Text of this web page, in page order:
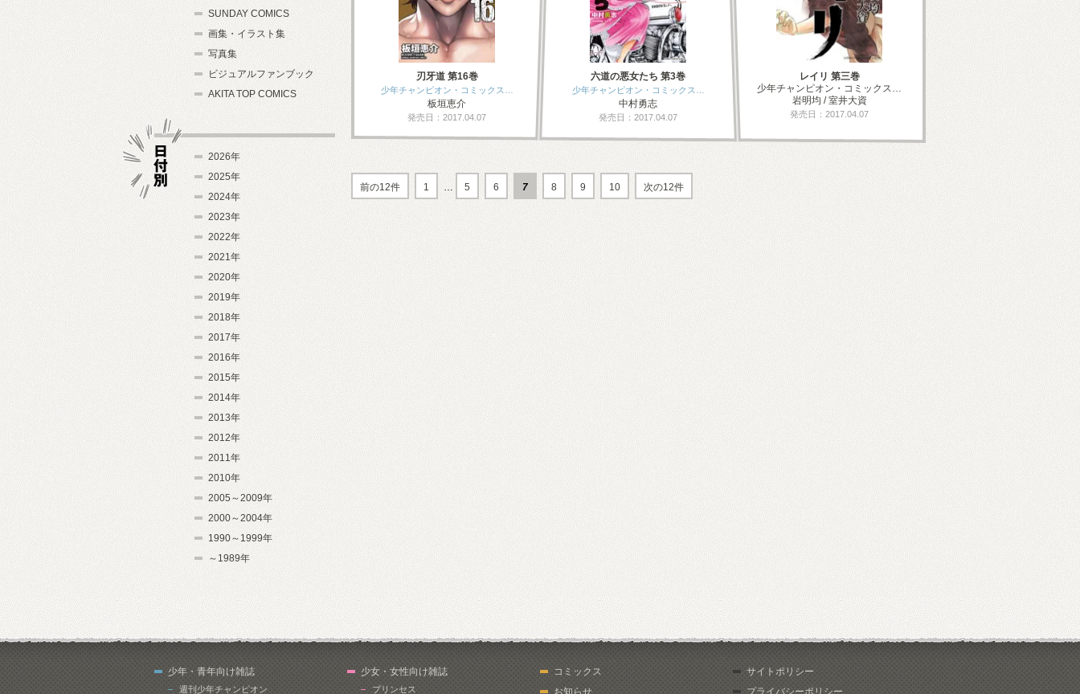
刃牙道 第16巻
少年チャンピオン・コミックス…
板垣恵介
発売日：2017.04.07
六道の悪女たち 第3巻
少年チャンピオン・コミックス…
中村勇志
発売日：2017.04.07
レイリ 第三巻
少年チャンピオン・コミックス…
岩明均 / 室井大資
発売日：2017.04.07
前の12件 1 … 5 6 7 8 9 10 次の12件
SUNDAY COMICS
画集・イラスト集
写真集
ビジュアルファンブック
AKITA TOP COMICS
2026年
2025年
2024年
2023年
2022年
2021年
2020年
2019年
2018年
2017年
2016年
2015年
2014年
2013年
2012年
2011年
2010年
2005～2009年
2000～2004年
1990～1999年
～1989年
少年・青年向け雑誌
週刊少年チャンピオン
少女・女性向け雑誌
プリンセス
コミックス
お知らせ
サイトポリシー
プライバシーポリシー